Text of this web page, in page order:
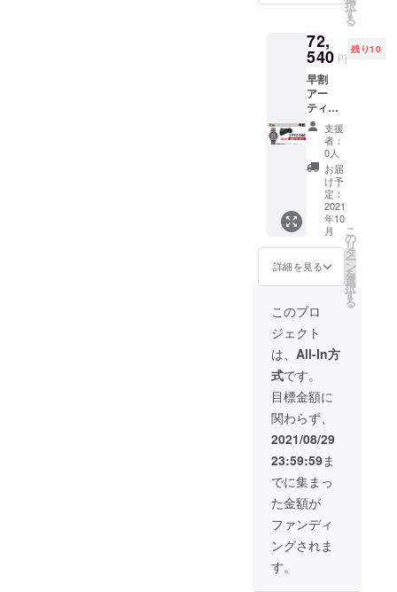
(税込) --
-----------
---
いオリ
ケース
×1 -------
---------
一般販
売予定
価格
【￥
93,000
】(税込)
↓↓↓
【￥20,
460OFF
!!!】
↓↓↓
【早
540】
(税込) --
-----------
---
択
す
る
72,
540 円
残り10
早割
アー
ティッ
ク グ
レー ・
Resolut
e
Watch
（シリ
アルナ
ンバー
付）×１
・水濡
れ、汚
れに強
いオリ
ジナル
ケース
×1 -------
---------
一般販
売予定
価格
【￥
93,000
】(税込)
↓↓↓
【20,46
0円
OFF!!!
】
↓↓↓
【早
支援
者：
0人
お届
け予
定：
2021
年10
月
詳細を見る
こ
の
リ
タ
ー
ン
を
選
択
す
る
このプロ
ジェクト
は、 All-In方
式です。
目標金額に
関わらず、
2021/08/29
23:59:59ま
でに集まっ
た金額が
ファンディ
ングされま
す。